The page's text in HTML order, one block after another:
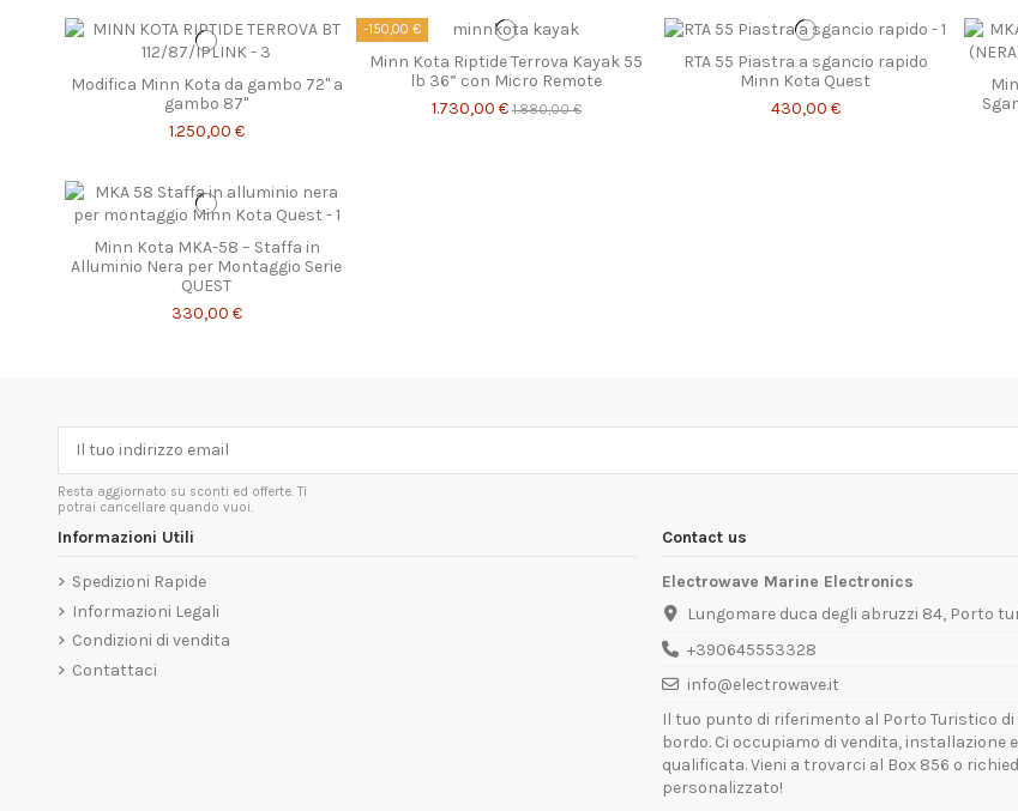
Modifica Minn Kota da gambo 72" a
gambo 87"
1.250,00 €
-150,00 €
Minn Kota Riptide Terrova Kayak 55
lb 36” con Micro Remote
1.730,00 €1.880,00 €
RTA 55 Piastra a sgancio rapido
Minn Kota Quest
430,00 €
Minn Kota MKA-58 – Staffa in
Alluminio Nera per Montaggio Serie
QUEST
330,00 €
Resta aggiornato su sconti ed offerte. Ti
potrai cancellare quando vuoi.
Informazioni Utili
Spedizioni Rapide
Informazioni Legali
Condizioni di vendita
Contattaci
Contact us
Electrowave Marine Electronics
Lungomare duca degli abruzzi 84, Porto
+390645553328
info@electrowave.it
Il tuo punto di riferimento al Porto Turistico
bordo. Ci occupiamo di vendita, installazione
qualificata. Vieni a trovarci al Box 856 o
personalizzato!